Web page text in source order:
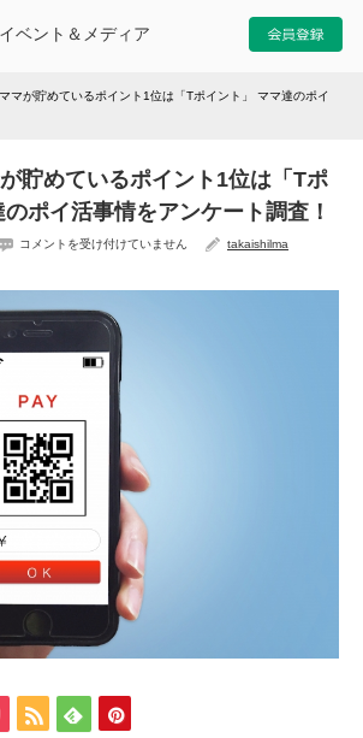
ベント＆メディア
マが貯めているポイント1位は「Tポイント」 ママ達のポイ
貯めているポイント1位は「Tポ
ポイ活事情をアンケート調査！
コメントを受け付けていません takaishilma